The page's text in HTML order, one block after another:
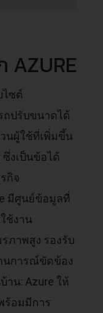
AZURE
ไซต์
ถปรับขนาดได้
วนผู้ใช้ที่เพิ่มขึ้น
งเป็นข้อได้
กิจ
มีศูนย์ข้อมูลที่
ช้งาน
รภาพสูง รองรับ
นการณ์ขัดข้อง
าน: Azure ให้
ร้อมมีการ